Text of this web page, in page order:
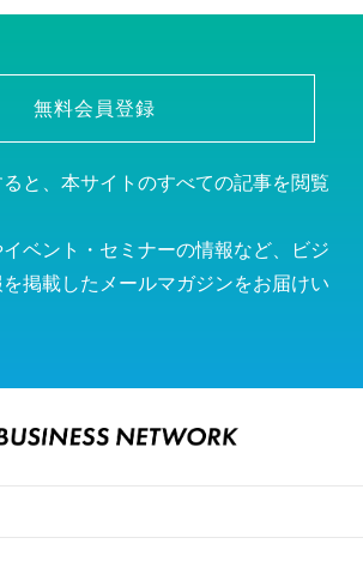
無料会員登録
と、本サイトのすべての記事を閲覧
ベント・セミナーの情報など、ビジ
掲載したメールマガジンをお届けい